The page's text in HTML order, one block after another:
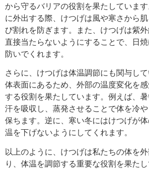
から守るバリアの役割を果たしていま
に外出する際、けつげは風や寒さから
び割れを防ぎます。また、けつげは紫
直接当たらないようにすることで、日
防いでくれます。
さらに、けつげは体温調節にも関与し
体表面にあるため、外部の温度変化を
する役割を果たしています。例えば、
汗を吸収し、蒸発させることで体を冷
保ちます。逆に、寒い冬にはけつげが
温を下げないようにしてくれます。
以上のように、けつげは私たちの体を
り、体温を調節する重要な役割を果た